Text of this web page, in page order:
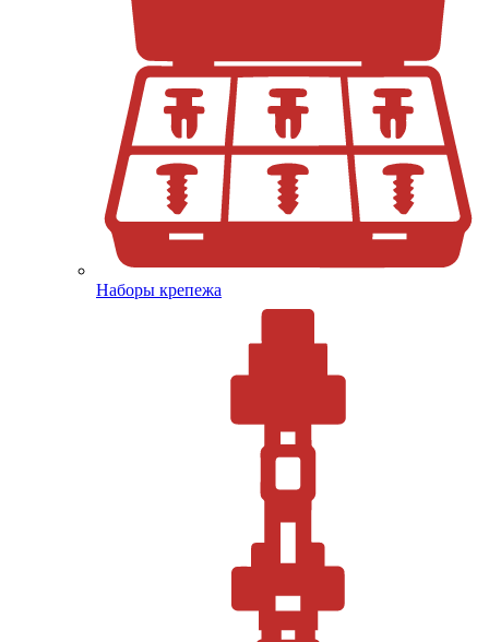
Наборы крепежа